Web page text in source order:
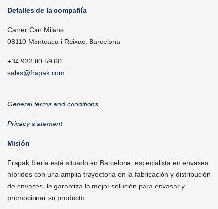
Detalles de la compañía
Carrer Can Milans
08110 Montcada i Reixac, Barcelona
+34 932 00 59 60
sales@frapak.com
General terms and conditions
Privacy statement
Misión
Frapak Iberia está situado en Barcelona, especialista en envases
híbridos con una amplia trayectoria en la fabricación y distribución
de envases, le garantiza la mejor solución para envasar y
promocionar su producto.